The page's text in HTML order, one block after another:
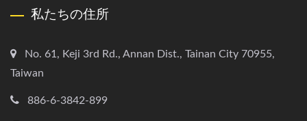
私たちの住所
No. 61, Keji 3rd Rd., Annan Dist., Tainan City 70955,
Taiwan
886-6-3842-899